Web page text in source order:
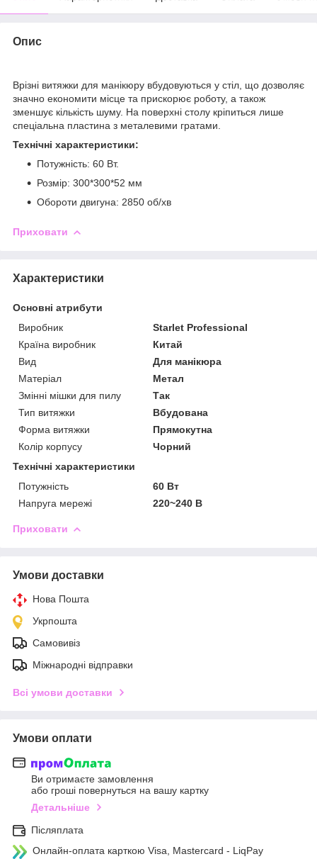
Опис
Врізні витяжки для манікюру вбудовуються у стіл, що дозволяє
значно економити місце та прискорює роботу, а також
зменшує кількість шуму. На поверхні столу кріпиться лише
спеціальна пластина з металевими гратами.
Технічні характеристики:
Потужність: 60 Вт.
Розмір: 300*300*52 мм
Обороти двигуна: 2850 об/хв
Приховати
Характеристики
Основні атрибути
Виробник
Starlet Professional
Країна виробник
Китай
Вид
Для манікюра
Матеріал
Метал
Змінні мішки для пилу
Так
Тип витяжки
Вбудована
Форма витяжки
Прямокутна
Колір корпусу
Чорний
Технічні характеристики
Потужність
60 Вт
Напруга мережі
220~240 В
Приховати
Умови доставки
Нова Пошта
Укрпошта
Самовивіз
Міжнародні відправки
Всі умови доставки
Умови оплати
Ви отримаєте замовлення
або гроші повернуться на вашу картку
Детальніше
Післяплата
Онлайн-оплата карткою Visa, Mastercard - LiqPay